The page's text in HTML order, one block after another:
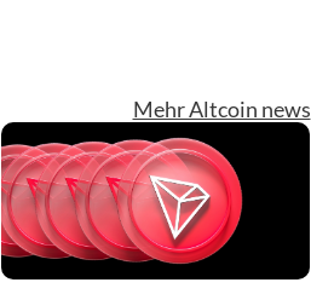
Mehr Altcoin news